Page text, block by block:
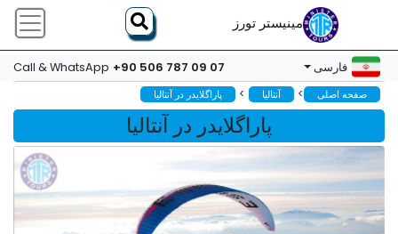
مینیستر تورز
فارسی Call & WhatsApp +90 506 787 09 07
صفحه اصلی > آنتالیا > پاراگلایدر در آنتالیا
پاراگلایدر در آنتالیا